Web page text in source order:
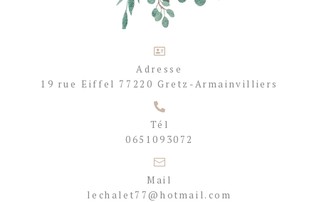
Adresse
19 rue Eiffel 77220 Gretz-Armainvilliers
Tél
0651093072
Mail
lechalet77@hotmail.com